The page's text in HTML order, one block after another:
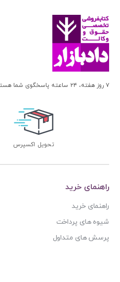
۷ روز هفته، ۲۴ ساعته پاسخگوی شما هستیم
تحویل اکسپرس
راهنمای خرید
راهنمای خرید
شیوه های پرداخت
پرسش های متداول